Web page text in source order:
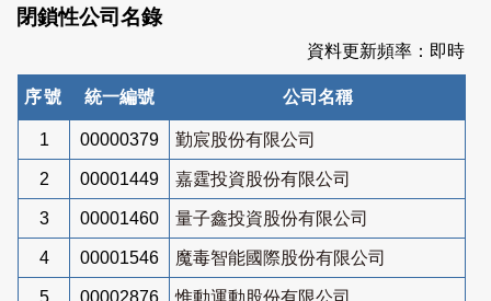
閉鎖性公司名錄
資料更新頻率：即時
序號 統一編號 公司名稱
1 00000379 勤宸股份有限公司
2 00001449 嘉霆投資股份有限公司
3 00001460 量子鑫投資股份有限公司
4 00001546 魔毒智能國際股份有限公司
5 00002876 惟動運動股份有限公司